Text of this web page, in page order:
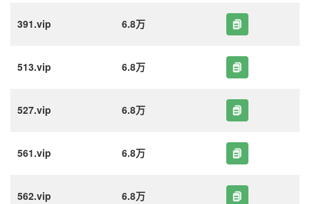
391.vip 6.8万
513.vip 6.8万
527.vip 6.8万
561.vip 6.8万
562.vip 6.8万